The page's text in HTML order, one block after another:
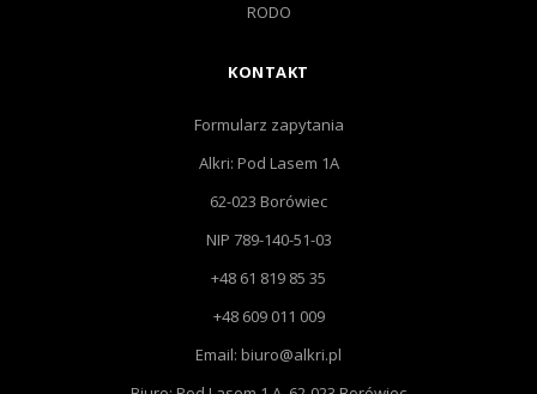
RODO
KONTAKT
Formularz zapytania
Alkri: Pod Lasem 1A
62-023 Borówiec
NIP 789-140-51-03
+48 61 819 85 35
+48 609 011 009
Email: biuro@alkri.pl